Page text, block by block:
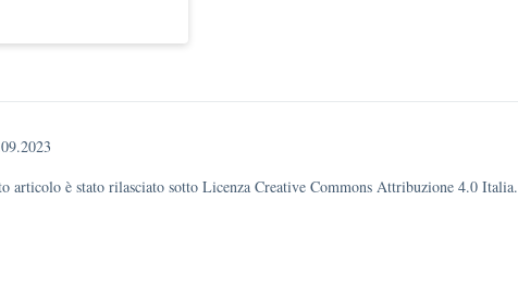
articolo è stato rilasciato sotto Licenza Creative Commons Attribuzione 4.0 Italia.